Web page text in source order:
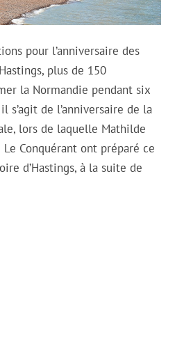
pour l’anniversaire des
plus de 150
la Normandie pendant six
s’agit de l’anniversaire de la
lors de laquelle Mathilde
Conquérant ont préparé ce
d’Hastings, à la suite de